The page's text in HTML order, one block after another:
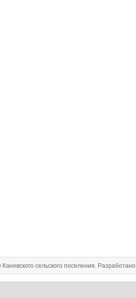
сельского поселения.